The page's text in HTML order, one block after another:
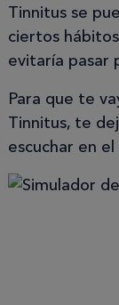
Tinnitus se
ciertos
evitaría pasar
Para que te
Tinnitus, te
escuchar en